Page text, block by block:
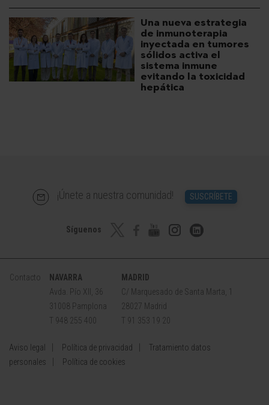
Una nueva estrategia
de inmunoterapia
inyectada en tumores
sólidos activa el
sistema inmune
evitando la toxicidad
hepática
¡Únete a nuestra comunidad! SUSCRÍBETE
Síguenos
Contacto
NAVARRA
Avda. Pío XII, 36
31008 Pamplona
T 948 255 400
MADRID
C/ Marquesado de Santa Marta, 1
28027 Madrid
T 91 353 19 20
Aviso legal Política de privacidad
Tratamiento datos
personales
Política de cookies